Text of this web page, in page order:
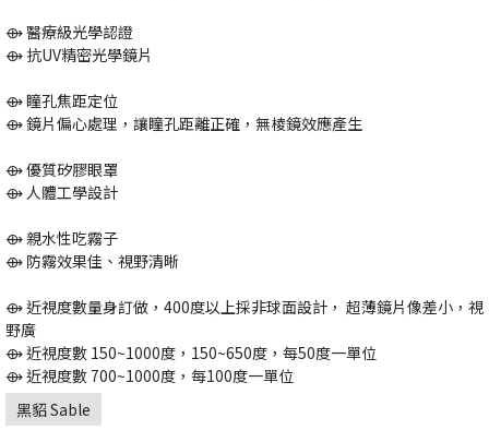
⟴ 醫療級光學認證
⟴ 抗UV精密光學鏡片
⟴ 瞳孔焦距定位
⟴ 鏡片偏心處理，讓瞳孔距離正確，無棱鏡效應產生
⟴ 優質矽膠眼罩
⟴ 人體工學設計
⟴ 親水性吃霧子
⟴ 防霧效果佳、視野清晰
⟴ 近視度數量身訂做，400度以上採非球面設計， 超薄鏡片像差小，視
野廣
⟴ 近視度數 150~1000度，150~650度，每50度一單位
⟴ 近視度數 700~1000度，每100度一單位
黑貂 Sable